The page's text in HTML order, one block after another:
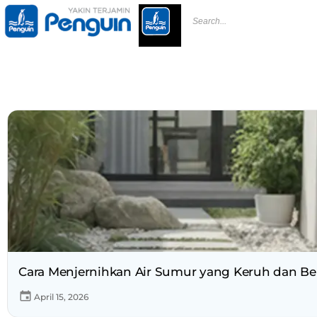
Cara Menjernihkan Air Sumur yang Keruh dan
April 15, 2026